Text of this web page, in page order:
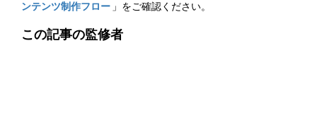
ンテンツ制作フロー 」をご確認ください。
この記事の監修者